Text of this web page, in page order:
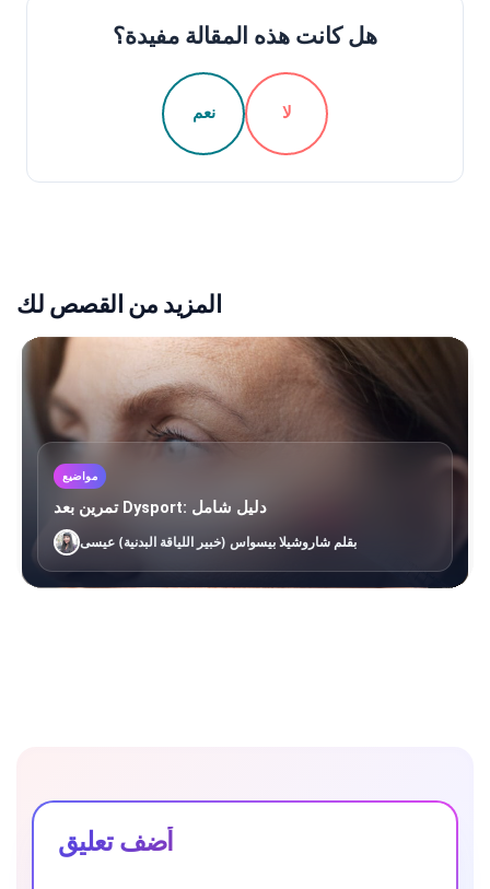
هل كانت هذه المقالة مفيدة؟
نعم لا
المزيد من القصص لك
مواضيع
تمرين بعد Dysport: دليل شامل
بقلم شاروشيلا بيسواس (خبير اللياقة البدنية) عيسى
أضف تعليق